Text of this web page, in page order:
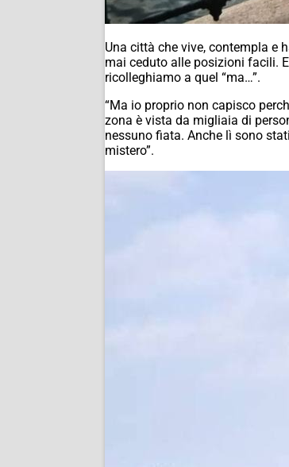
Una città che vive, contempla e
mai ceduto alle posizioni facili.
ricolleghiamo a quel “ma…”.
“Ma io proprio non capisco
zona è vista da migliaia di
nessuno fiata. Anche lì sono
mistero”.